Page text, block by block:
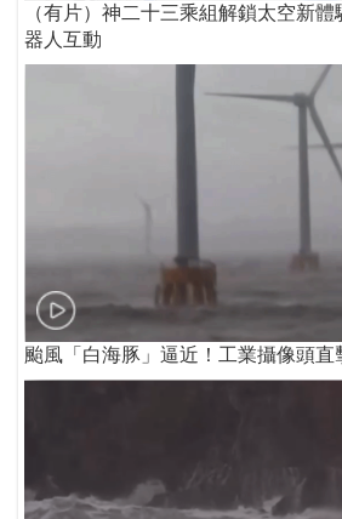
（有片）神二十三乘組解鎖太空新
器人互動
颱風「白海豚」逼近！工業攝像頭直